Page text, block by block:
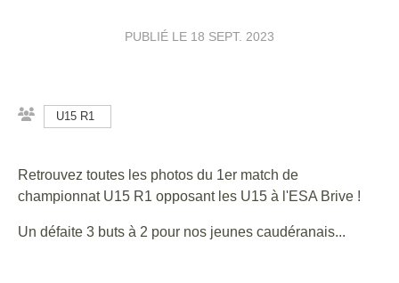
PUBLIÉ LE 18 SEPT. 2023
U15 R1
Retrouvez toutes les photos du 1er match de
championnat U15 R1 opposant les U15 à l'ESA Brive !
Un défaite 3 buts à 2 pour nos jeunes caudéranais...